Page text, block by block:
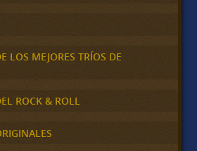
LOS MEJORES TRÍOS DE
ROCK & ROLL